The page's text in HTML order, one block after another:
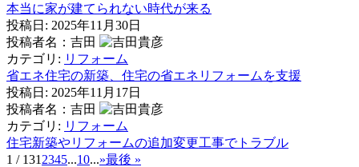
本当に家が建てられない時代が来る
投稿日: 2025年11月30日
投稿者名：吉田
カテゴリ: リフォーム
省エネ住宅の新築、住宅の省エネリフォームを支援
投稿日: 2025年11月17日
投稿者名：吉田
カテゴリ: リフォーム
住宅新築やリフォームの追加変更工事でトラブル
1 / 131 2345...10...»最後 »